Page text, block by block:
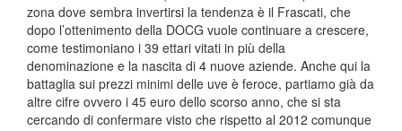
zona dove sembra invertirsi la tendenza è il Frascati, che
dopo l’ottenimento della DOCG vuole continuare a crescere,
come testimoniano i 39 ettari vitati in più della
denominazione e la nascita di 4 nuove aziende. Anche qui la
battaglia sui prezzi minimi delle uve è feroce, partiamo già da
altre cifre ovvero i 45 euro dello scorso anno, che si sta
cercando di confermare visto che rispetto al 2012 comunque